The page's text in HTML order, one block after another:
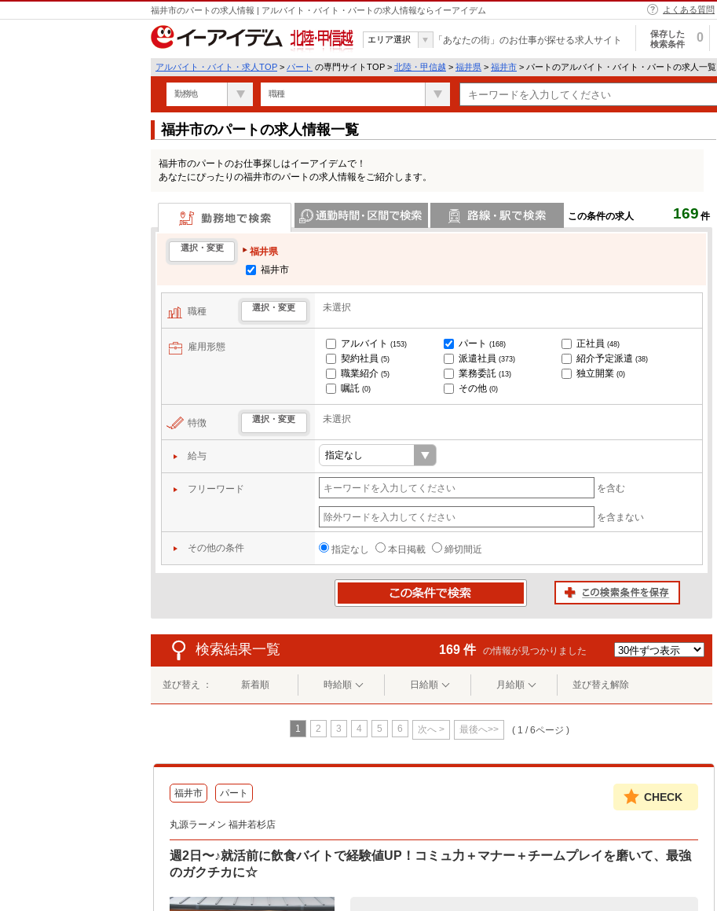
福井市のパートの求人情報 | アルバイト・バイト・パートの求人情報ならイーアイデム よくある質問
北陸・甲信越
エリア選択 「あなたの街」のお仕事が探せる求人サイト
保存した
検索条件
0
アルバイト・バイト・求人TOP > パート の専門サイトTOP > 北陸・甲信越 > 福井県 > 福井市 > パートのアルバイト・バイト・パートの求人一覧
勤務地 職種
福井市のパートの求人情報一覧
福井市のパートのお仕事探しはイーアイデムで！
あなたにぴったりの福井市のパートの求人情報をご紹介します。
この条件の求人 169 件
勤務地で検索
選択・変更
福井県
福井市
職種 選択・変更 未選択
雇用形態 アルバイト (153) パート (168) 正社員 (48)
契約社員 (5) 派遣社員 (373) 紹介予定派遣 (38)
職業紹介 (5) 業務委託 (13) 独立開業 (0)
嘱託 (0) その他 (0)
特徴 選択・変更 未選択
給与
フリーワード を含む
を含まない
その他の条件 指定なし 本日掲載 締切間近
検索結果一覧 169 件 の情報が見つかりました
並び替え ： 新着順 時給順 日給順 月給順 並び替え解除
1 2 3 4 5 6 次へ > 最後へ>> ( 1 / 6ページ )
福井市 パート CHECK
丸源ラーメン 福井若杉店
週2日〜♪就活前に飲食バイトで経験値UP！コミュ力＋マナー＋チームプレイを磨いて、最強
のガクチカに☆